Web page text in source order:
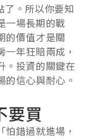
了。所以你要知
一場長期的戰
的價值才是關
年狂賠兩成，
。投資的關鍵在
信心與耐心。
要買
錯過就進場，